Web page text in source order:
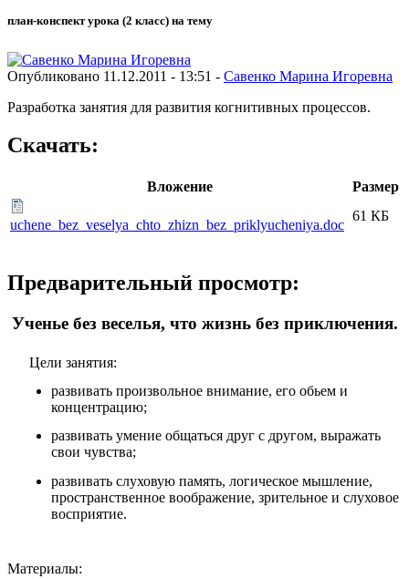
план-конспект урока (2 класс) на тему
Опубликовано 11.12.2011 - 13:51 - Савенко Марина Игоревна
Разработка занятия для развития когнитивных процессов.
Скачать:
Вложение Размер
uchene_bez_veselya_chto_zhizn_bez_priklyucheniya.doc
61 КБ
Предварительный просмотр:
Ученье без веселья, что жизнь без приключения.
Цели занятия:
развивать произвольное внимание, его обьем и
концентрацию;
развивать умение общаться друг с другом, выражать
свои чувства;
развивать слуховую память, логическое мышление,
пространственное воображение, зрительное и слуховое
восприятие.
Материалы: